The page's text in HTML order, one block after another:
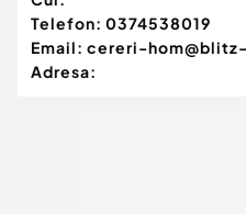
Telefon: 0374538019
Email: cereri-
Adresa: